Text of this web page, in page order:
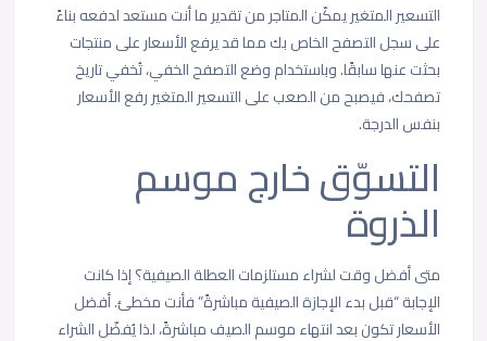
التسعير المتغير يمكّن المتاجر من تقدير ما أنت مستعد لدفعه بناءً
على سجل التصفح الخاص بك مما قد يرفع الأسعار على منتجات
بحثت عنها سابقًا. وباستخدام وضع التصفح الخفي، تُخفي تاريخ
تصفحك، فيصبح من الصعب على التسعير المتغير رفع الأسعار
بنفس الدرجة.
التسوّق خارج موسم
الذروة
متى أفضل وقت لشراء مستلزمات العطلة الصيفية؟ إذا كانت
الإجابة “قبل بدء الإجازة الصيفية مباشرةً” فأنت مخطئ. أفضل
الأسعار تكون بعد انتهاء موسم الصيف مباشرةً، لذا يُفضّل الشراء